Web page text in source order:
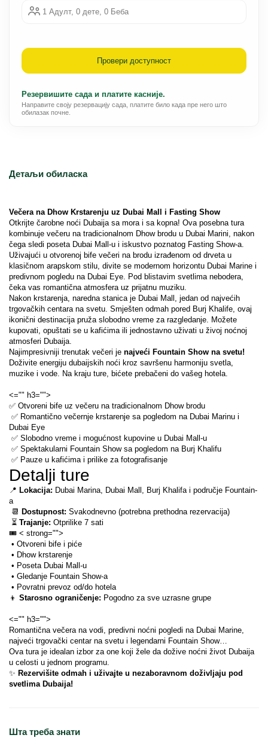
Детаљи обиласка
Večera na Dhow Krstarenju uz Dubai Mall i Fasting Show
Otkrijte čarobne noći Dubaija sa mora i sa kopna! Ova posebna tura
kombinuje večeru na tradicionalnom Dhow brodu u Dubai Marini, nakon
čega sledi poseta Dubai Mall-u i iskustvo poznatog Fasting Show-a.
Uživajući u otvorenoj bife večeri na brodu izrađenom od drveta u
klasičnom arapskom stilu, divite se modernom horizontu Dubai Marine i
predivnom pogledu na Dubai Eye. Pod blistavim svetlima nebodera,
čeka vas romantična atmosfera uz prijatnu muziku.
Nakon krstarenja, naredna stanica je Dubai Mall, jedan od najvećih
trgovačkih centara na svetu. Smješten odmah pored Burj Khalife, ovaj
ikonični destinacija pruža slobodno vreme za razgledanje. Možete
kupovati, opuštati se u kafićima ili jednostavno uživati u živoj noćnoj
atmosferi Dubaija.
Najimpresivniji trenutak večeri je najveći Fountain Show na svetu!
Doživite energiju dubaijskih noći kroz savršenu harmoniju svetla,
muzike i vode. Na kraju ture, bićete prebačeni do vašeg hotela.
<="" h3="">
✅ Otvoreni bife uz večeru na tradicionalnom Dhow brodu
Dubai Eye
✅ Slobodno vreme i mogućnost kupovine u Dubai Mall-u
✅ Spektakularni Fountain Show sa pogledom na Burj Khalifu
✅ Pauze u kafićima i prilike za fotografisanje
Detalji ture
📍 Lokacija: Dubai Marina, Dubai Mall, Burj Khalifa i područje Fountain-
a
📆 Dostupnost: Svakodnevno (potrebna prethodna rezervacija)
⏳ Trajanje: Otprilike 7 sati
🎟️ < strong="">
• Otvoreni bife i piće
• Dhow krstarenje
• Poseta Dubai Mall-u
• Gledanje Fountain Show-a
• Povratni prevoz od/do hotela
👦 Starosno ograničenje: Pogodno za sve uzrasne grupe
<="" h3="">
Romantična večera na vodi, predivni noćni pogledi na Dubai Marine,
najveći trgovački centar na svetu i legendarni Fountain Show…
Ova tura je idealan izbor za one koji žele da dožive noćni život Dubaija
u celosti u jednom programu.
✨ Rezervišite odmah i uživajte u nezaboravnom doživljaju pod
svetlima Dubaija!
Шта треба знати
1 Адулт, 0 дете, 0 Беба
Провери доступност
Резервишите сада и платите касније.
Направите своју резервацију сада, платите било када пре него што
обилазак почне.